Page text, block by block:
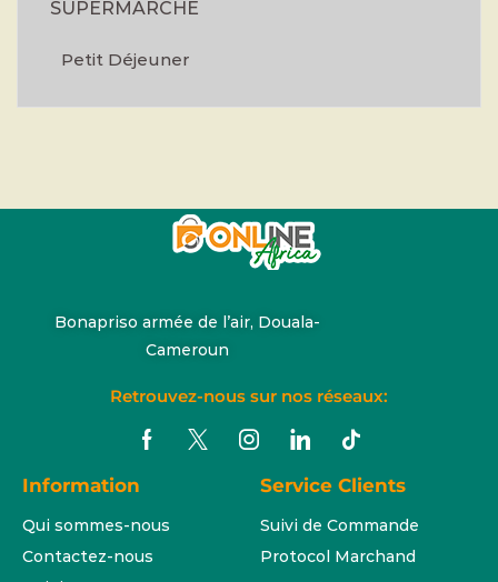
SUPERMARCHE
Petit Déjeuner
Bonapriso armée de l’air, Douala-
Cameroun
Retrouvez-nous sur nos réseaux:
Information
Qui sommes-nous
Contactez-nous
Service Clients
Suivi de Commande
Protocol Marchand